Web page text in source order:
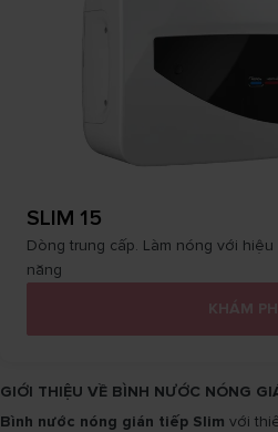
SLIM 15
Dòng trung cấp. Làm nóng với
năng
KHÁM
GIỚI THIỆU VỀ BÌNH NƯỚC NÓNG
Bình nước nóng gián tiếp Slim với